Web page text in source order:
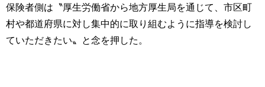
保険者側は〝厚生労働省から地方厚生局を通じて、市区町
村や都道府県に対し集中的に取り組むように指導を検討し
ていただきたい〟と念を押した。